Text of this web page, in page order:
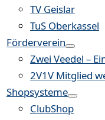
TV Geislar
TuS Oberkassel
Förderverein
Zwei Veedel –
2V1V Mitglied
Shopsysteme
ClubShop